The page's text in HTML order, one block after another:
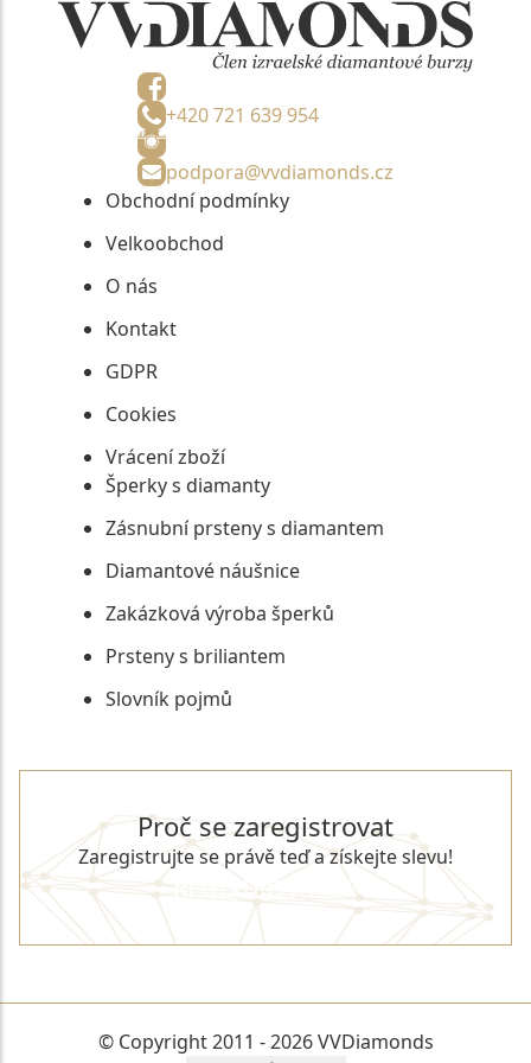
+420 721 639 954
podpora@vvdiamonds.cz
Obchodní podmínky
Velkoobchod
O nás
Kontakt
GDPR
Cookies
Vrácení zboží
Šperky s diamanty
Zásnubní prsteny s diamantem
Diamantové náušnice
Zakázková výroba šperků
Prsteny s briliantem
Slovník pojmů
Proč se zaregistrovat
Zaregistrujte se právě teď a získejte slevu!
REGISTROVAT SE
© Copyright 2011 - 2026 VVDiamonds